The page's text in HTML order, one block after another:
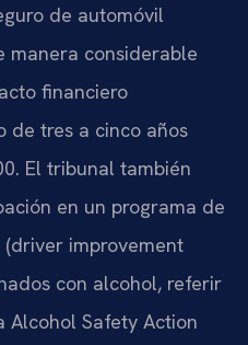
de automóvil
manera considerable
financiero
de tres a cinco años
El tribunal también
en un programa de
improvement
con alcohol, referir
Alcohol Safety Action